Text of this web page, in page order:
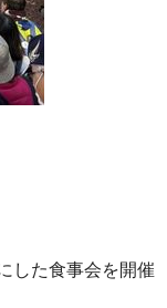
した食事会を開催